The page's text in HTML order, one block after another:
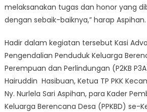
melaksanakan tugas dan honor yang
dengan sebaik-baiknya,” harap Aspihan.
Hadir dalam kegiatan tersebut Kasi
Pengendalian Penduduk Keluarga
Perempuan dan Perlindungan (P2KB
Hairuddin Hasibuan, Ketua TP PKK
Ny. Nurlela Sari Aspihan, para Kader
Keluarga Berencana Desa (PPKBD) se-